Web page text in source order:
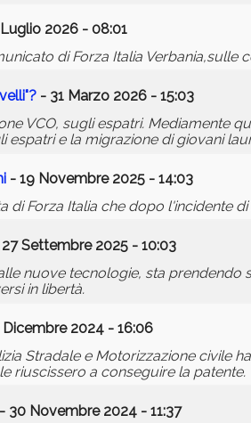
2026 - 08:01
di Forza Italia Verbania,sulle
- 31 Marzo 2026 - 15:03
VCO, sugli espatri. Mediamente
e la migrazione di giovani
- 19 Novembre 2025 - 14:03
Forza Italia che dopo l'incidente di
Settembre 2025 - 10:03
nuove tecnologie, sta
in libertà.
2024 - 16:06
Stradale e Motorizzazione civile
riuscissero a conseguire la patente.
- 30 Novembre 2024 - 11:37